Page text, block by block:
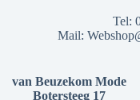
Tel:
Mail:
van Beuzekom Mode
Botersteeg 17